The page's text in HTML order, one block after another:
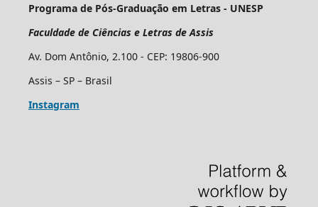
Programa de Pós-Graduação em Letras - UNESP
Faculdade de Ciências e Letras de Assis
Av. Dom Antônio, 2.100 - CEP: 19806-900
Assis – SP – Brasil
Instagram